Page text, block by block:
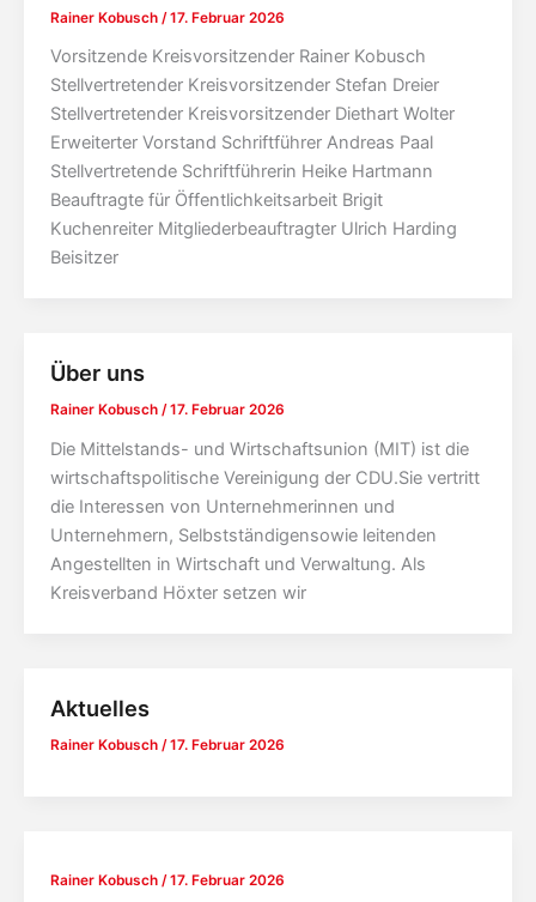
Rainer Kobusch /17. Februar 2026
Vorsitzende Kreisvorsitzender Rainer Kobusch
Stellvertretender Kreisvorsitzender Stefan Dreier
Stellvertretender Kreisvorsitzender Diethart Wolter
Erweiterter Vorstand Schriftführer Andreas Paal
Stellvertretende Schriftführerin Heike Hartmann
Beauftragte für Öffentlichkeitsarbeit Brigit
Kuchenreiter Mitgliederbeauftragter Ulrich Harding
Beisitzer
Über uns
Rainer Kobusch /17. Februar 2026
Die Mittelstands- und Wirtschaftsunion (MIT) ist die
wirtschaftspolitische Vereinigung der CDU.Sie vertritt
die Interessen von Unternehmerinnen und
Unternehmern, Selbstständigensowie leitenden
Angestellten in Wirtschaft und Verwaltung. Als
Kreisverband Höxter setzen wir
Aktuelles
Rainer Kobusch /17. Februar 2026
Rainer Kobusch /17. Februar 2026